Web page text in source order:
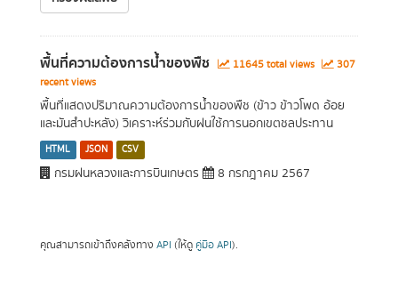
พื้นที่ความต้องการน้ำของพืช 11645 total views
307
recent views
พื้นที่แสดงปริมาณความต้องการน้ำของพืช (ข้าว ข้าวโพด อ้อย
และมันสำปะหลัง) วิเคราะห์ร่วมกับฝนใช้การนอกเขตชลประทาน
HTML JSON CSV
กรมฝนหลวงและการบินเกษตร 8 กรกฎาคม 2567
คุณสามารถเข้าถึงคลังทาง API (ให้ดู คู่มือ API).